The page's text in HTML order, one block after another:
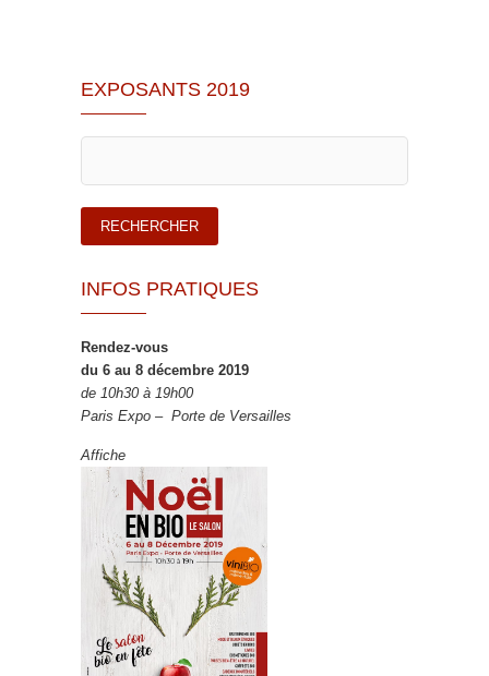
EXPOSANTS 2019
INFOS PRATIQUES
Rendez-vous
du 6 au 8 décembre 2019
de 10h30 à 19h00
Paris Expo – Porte de Versailles
Affiche